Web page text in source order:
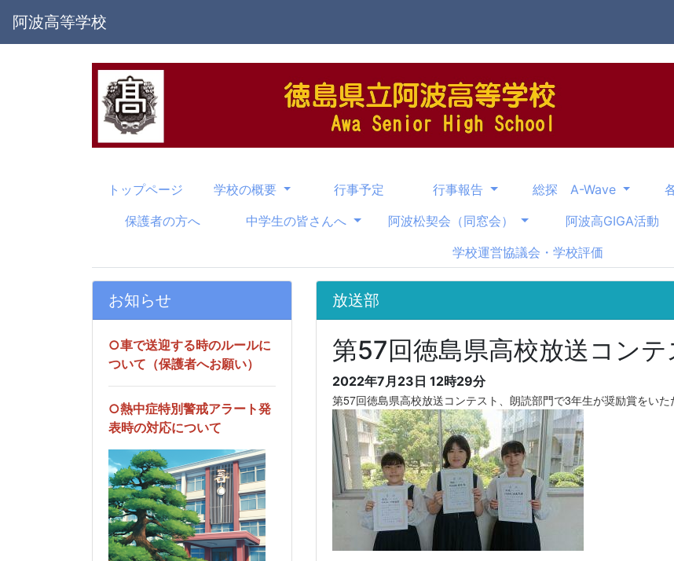
阿波高等学校
トップページ 学校の概要 行事予定 行事報告 総探 A-Wave
保護者の方へ
中学生の皆さんへ 阿波松契会（同窓会） 阿波高GIGA活動
学校運営協議会・学校評価
お知らせ
○車で送迎する時のルールに
ついて（保護者へお願い）
○熱中症特別警戒アラート発
表時の対応について
放送部
第57回徳島県高校放送コン
2022年7月23日 12時29分
第57回徳島県高校放送コンテスト、朗読部門で3年生が奨励賞をいた